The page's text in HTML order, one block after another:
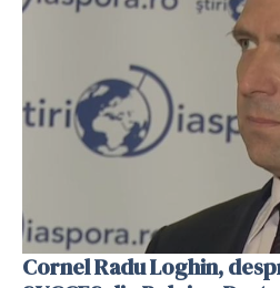
Cornel Radu Loghin,